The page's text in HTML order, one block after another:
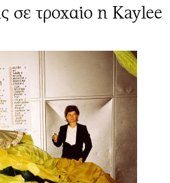
σε τροχαίο η Kaylee